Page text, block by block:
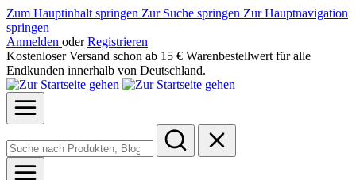
Zum Hauptinhalt springen Zur Suche springen Zur Hauptnavigation
springen
Anmelden oder Registrieren
Kostenloser Versand schon ab 15 € Warenbestellwert für alle
Endkunden innerhalb von Deutschland.